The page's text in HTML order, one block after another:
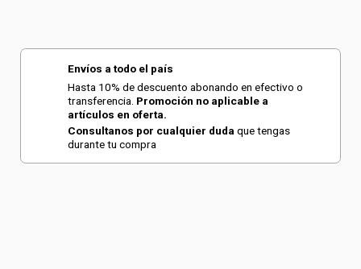
Envíos a todo el país
Hasta 10% de descuento abonando en efectivo o
transferencia. Promoción no aplicable a
artículos en oferta.
Consultanos por cualquier duda que tengas
durante tu compra